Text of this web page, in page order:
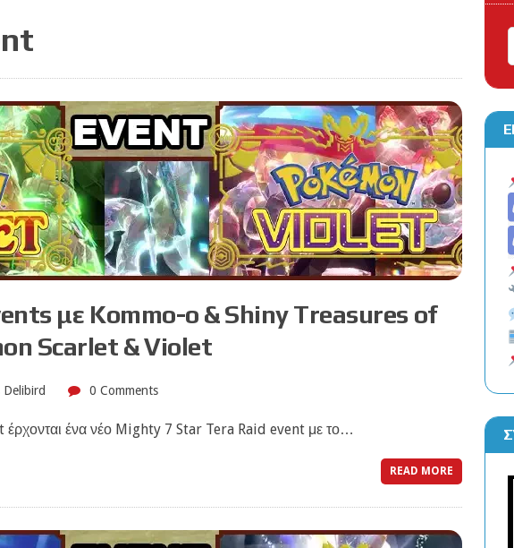
Pokemon Go: Τα Events του Αυγούστου
4 ΑΥΓΟΎΣΤΟΥ, 2026
με Kommo-o & Shiny Treasures of
Scarlet & Violet
Delibird 0 Comments
ένα νέο Mighty 7 Star Tera Raid event με το…
READ MORE